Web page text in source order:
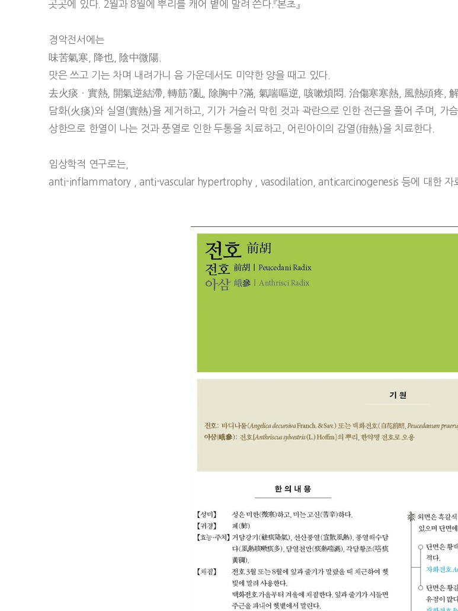
곳곳에 있다. 2월과 8월에 뿌리를 캐어 볕에 말려 쓴다.『본초』
경악전서에는
味苦氣寒, 降也, 陰中微陽.
맛은 쓰고 기는 차며 내려가니 음 가운데서도 미약한 양을 때고 있다.
去火痰ㆍ實熱, 開氣逆結滯, 轉筋?亂, 除胸中?滿, 氣喘嘔逆, 咳嗽煩悶. 治傷寒寒熱, 風熱頭疼,
담화(火痰)와 실열(實熱)을 제거하고, 기가 거슬러 막힌 것과 곽란으로 인한 전근을 풀어 주며, 가
상한으로 한열이 나는 것과 풍열로 인한 두통을 치료하고, 어린아이의 감열(疳熱)을 치료한다.
임상학적 연구로는,
anti-inflammatory , anti-vascular hypertrophy , vasodilation, anticarcinogenesis 등에 대한 자